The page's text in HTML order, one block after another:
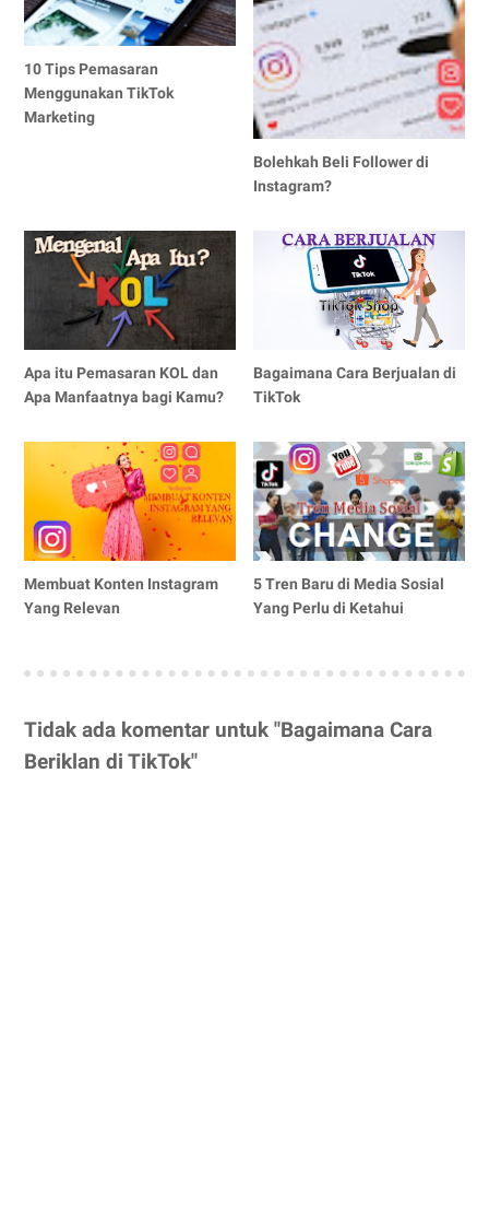
10 Tips Pemasaran
Menggunakan TikTok
Marketing
Bolehkah Beli Follower di
Instagram?
Apa itu Pemasaran KOL dan
Apa Manfaatnya bagi Kamu?
Bagaimana Cara Berjualan di
TikTok
Membuat Konten Instagram
Yang Relevan
5 Tren Baru di Media Sosial
Yang Perlu di Ketahui
Tidak ada komentar untuk "Bagaimana Cara
Beriklan di TikTok"